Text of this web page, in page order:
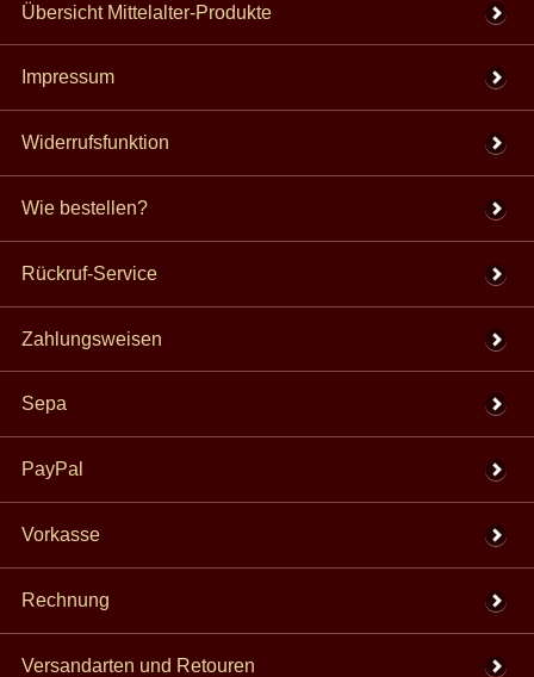
Übersicht Mittelalter-Produkte
Impressum
Widerrufsfunktion
Wie bestellen?
Rückruf-Service
Zahlungsweisen
Sepa
PayPal
Vorkasse
Rechnung
Versandarten und Retouren